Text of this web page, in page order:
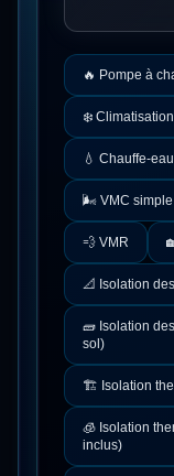
🔥 Pompe à
❄️
💧 Chauffe-
🌬️ VMC
💨 VMR
📐 Isolation
🧱 Isolation
sol)
🏗️ Isolation
🧊 Isolation
inclus)